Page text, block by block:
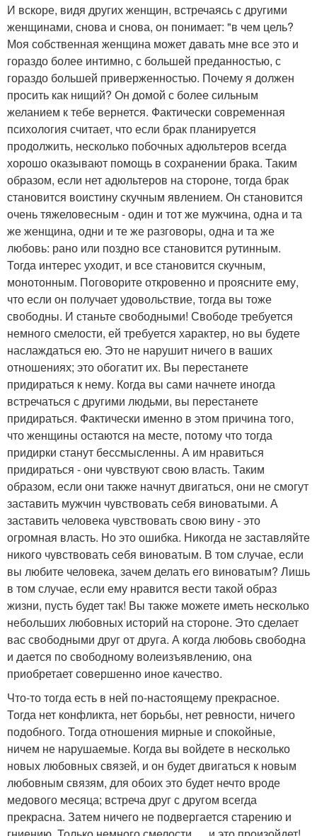
И вскоре, видя других женщин, встречаясь с другими
женщинами, снова и снова, он понимает: "в чем цель?
Моя собственная женщина может давать мне все это и
гораздо более интимно, с большей преданностью, с
гораздо большей приверженностью. Почему я должен
просить как нищий? Он домой с более сильным
желанием к тебе вернется. Фактически современная
психология считает, что если брак планируется
продолжить, несколько побочных адюльтеров всегда
хорошо оказывают помощь в сохранении брака. Таким
образом, если нет адюльтеров на стороне, тогда брак
становится воистину скучным явлением. Он становится
очень тяжеловесным - один и тот же мужчина, одна и та
же женщина, одни и те же разговоры, одна и та же
любовь: рано или поздно все становится рутинным.
Тогда интерес уходит, и все становится скучным,
монотонным. Поговорите откровенно и проясните ему,
что если он получает удовольствие, тогда вы тоже
свободны. И станьте свободными! Свободе требуется
немного смелости, ей требуется характер, но вы будете
наслаждаться ею. Это не нарушит ничего в ваших
отношениях; это обогатит их. Вы перестанете
придираться к нему. Когда вы сами начнете иногда
встречаться с другими людьми, вы перестанете
придираться. Фактически именно в этом причина того,
что женщины остаются на месте, потому что тогда
придирки станут бессмысленны. А им нравиться
придираться - они чувствуют свою власть. Таким
образом, если они также начнут двигаться, они не смогут
заставить мужчин чувствовать себя виноватыми. А
заставить человека чувствовать свою вину - это
огромная власть. Но это ошибка. Никогда не заставляйте
никого чувствовать себя виноватым. В том случае, если
вы любите человека, зачем делать его виноватым? Лишь
в том случае, если ему нравится вести такой образ
жизни, пусть будет так! Вы также можете иметь несколько
небольших любовных историй на стороне. Это сделает
вас свободными друг от друга. А когда любовь свободна
и дается по свободному волеизъявлению, она
приобретает совершенно иное качество.
Что-то тогда есть в ней по-настоящему прекрасное.
Тогда нет конфликта, нет борьбы, нет ревности, ничего
подобного. Тогда отношения мирные и спокойные,
ничем не нарушаемые. Когда вы войдете в несколько
новых любовных связей, и он будет двигаться к новым
любовным связям, для обоих это будет нечто вроде
медового месяца; встреча друг с другом всегда
прекрасна. Затем ничего не подвергается старению и